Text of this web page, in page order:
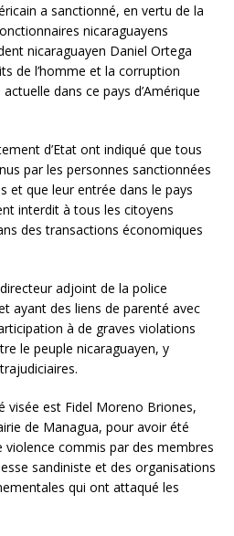
a sanctionné, en vertu de la
nicaraguayens
nicaraguayen Daniel Ortega
de l’homme et la corruption
dans ce pays d’Amérique
d’Etat ont indiqué que tous
par les personnes sanctionnées
et que leur entrée dans le pays
interdit à tous les citoyens
des transactions économiques
adjoint de la police
ayant des liens de parenté avec
à de graves violations
le peuple nicaraguayen, y
visée est Fidel Moreno Briones,
de Managua, pour avoir été
violence commis par des membres
sandiniste et des organisations
qui ont attaqué les